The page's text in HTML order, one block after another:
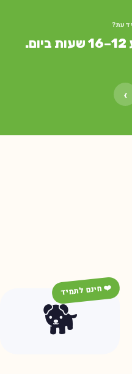
🐕
❤️ חינם לתמיד